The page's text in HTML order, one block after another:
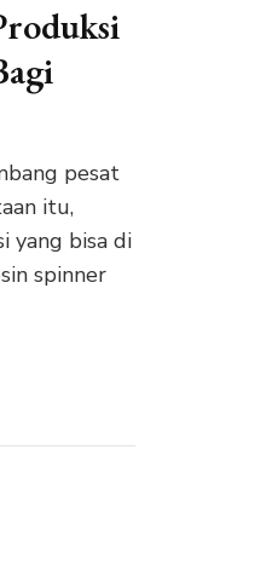
pesat
itu,
yang bisa di
spinner